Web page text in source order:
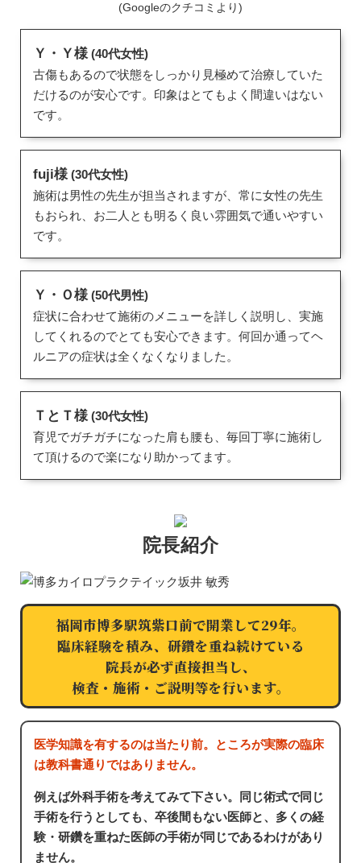
(Googleのクチコミより)
Ｙ・Ｙ様 (40代女性)
古傷もあるので状態をしっかり見極めて治療していた
だけるのが安心です。印象はとてもよく間違いはない
です。
fuji様 (30代女性)
施術は男性の先生が担当されますが、常に女性の先生
もおられ、お二人とも明るく良い雰囲気で通いやすい
です。
Ｙ・Ｏ様 (50代男性)
症状に合わせて施術のメニューを詳しく説明し、実施
してくれるのでとても安心できます。何回か通ってヘ
ルニアの症状は全くなくなりました。
ＴとＴ様 (30代女性)
育児でガチガチになった肩も腰も、毎回丁寧に施術し
て頂けるので楽になり助かってます。
院長紹介
福岡市博多駅筑紫口前で開業して29年。
臨床経験を積み、研鑽を重ね続けている
院長が必ず直接担当し、
検査・施術・ご説明等を行います。
医学知識を有するのは当たり前。ところが実際の臨床
は教科書通りではありません。
例えば外科手術を考えてみて下さい。同じ術式で同じ
手術を行うとしても、卒後間もない医師と、多くの経
験・研鑽を重ねた医師の手術が同じであるわけがあり
ません。